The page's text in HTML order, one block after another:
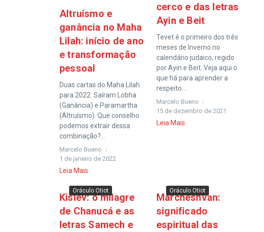
Altruísmo e
ganância no Maha
Lilah: início de ano
e transformação
pessoal
Duas cartas do Maha Lilah
para 2022. Saíram Lobha
(Ganância) e Paramartha
(Altruísmo). Que conselho
podemos extrair dessa
combinação?...
Marcelo Bueno
1 de janeiro de 2022
Leia Mais
cerco e das letras
Ayin e Beit
Tevet é o primeiro dos três
meses de Inverno no
calendário judaico, regido
por Ayin e Beit. Veja aqui o
que há para aprender a
respeito....
Marcelo Bueno
15 de dezembro de 2021
Leia Mais
Oráculo Otiot
Kislev: o milagre
de Chanucá e as
letras Samech e
Oráculo Otiot
Marcheshvan:
significado
espiritual das